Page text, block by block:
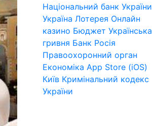
Національний банк України
Україна Лотерея Онлайн
казино Бюджет Українська
гривня Банк Росія
Правоохоронний орган
Економіка App Store (iOS)
Київ Кримінальний кодекс
України